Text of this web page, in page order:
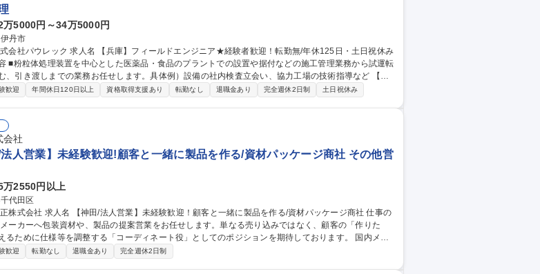
万5000円～34万5000円
丹市
】フィールドエンジニア★経験者歓迎！転勤無/年休125日・土日祝休み
■粉粒体処理装置を中心とした医薬品・食品のプラントでの設置や据付などの施工管理業務から試運転
、引き渡しまでの業務お任せします。具体例）設備の社内検査立会い、協力工場の技術指導など 【詳
コン及びエンドユーザーとの工事関連打合せ ■工事まとめ、段取り（現場管理・監督） ■バリデーショ
歓迎 年間休日120日以上 資格取得支援あり 転勤なし 退職金あり 完全週休2日制 土日祝休み
会社
/法人営業】未経験歓迎!顧客と一緒に製品を作る/資材パッケージ商社 その他営
万2550円以上
代田区
迎！顧客と一緒に製品を作る/資材パッケージ商社 仕事の
ーカーへ包装資材や、製品の提案営業をお任せします。単なる売り込みではなく、顧客の「作りた
るために仕様等を調整する「コーディネート役」としてのポジションを期待しております。 国内メー
ーズに応じて、仕入先の資材メーカーや加工工場と協力しご希望の仕様に沿った包装資材・製品を提
歓迎 転勤なし 退職金あり 完全週休2日制